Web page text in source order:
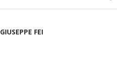
GIUSEPPE FEI